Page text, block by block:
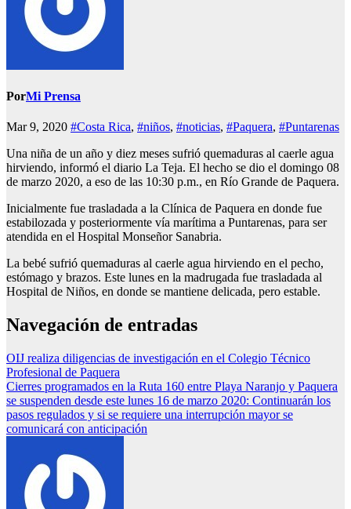
PorMi Prensa
Mar 9, 2020 #Costa Rica, #niños, #noticias, #Paquera, #Puntarenas
Una niña de un año y diez meses sufrió quemaduras al caerle agua
hirviendo, informó el diario La Teja. El hecho se dio el domingo 08
de marzo 2020, a eso de las 10:30 p.m., en Río Grande de Paquera.
Inicialmente fue trasladada a la Clínica de Paquera en donde fue
estabilozada y posteriormente vía marítima a Puntarenas, para ser
atendida en el Hospital Monseñor Sanabria.
La bebé sufrió quemaduras al caerle agua hirviendo en el pecho,
estómago y brazos. Este lunes en la madrugada fue trasladada al
Hospital de Niños, en donde se mantiene delicada, pero estable.
Navegación de entradas
OIJ realiza diligencias de investigación en el Colegio Técnico
Profesional de Paquera
Cierres programados en la Ruta 160 entre Playa Naranjo y Paquera
se suspenden desde este lunes 16 de marzo 2020: Continuarán los
pasos regulados y si se requiere una interrupción mayor se
comunicará con anticipación